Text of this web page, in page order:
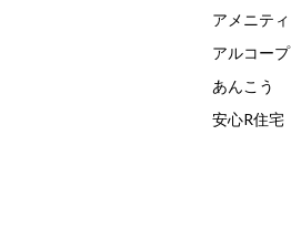
アメニティ
アルコープ
あんこう
安心R住宅